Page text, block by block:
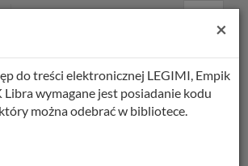
strona
główna
Menu
Wszystkie pola
Rozszerzone
×
do treści elektronicznej LEGIMI, Empik
Libra wymagane jest posiadanie kodu
można odebrać w bibliotece.